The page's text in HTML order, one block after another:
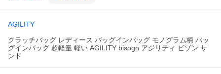
AGILITY
クラッチバッグ レディース バッグインバッグ モノグラム柄 バッ
グインバッグ 超軽量 軽い AGILITY bisogn アジリティ ビゾン サ
ンド